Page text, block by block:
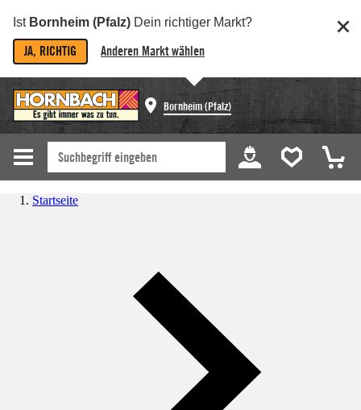
Ist Bornheim (Pfalz) Dein richtiger Markt?
JA, RICHTIG Anderen Markt wählen
Bornheim (Pfalz)
Startseite